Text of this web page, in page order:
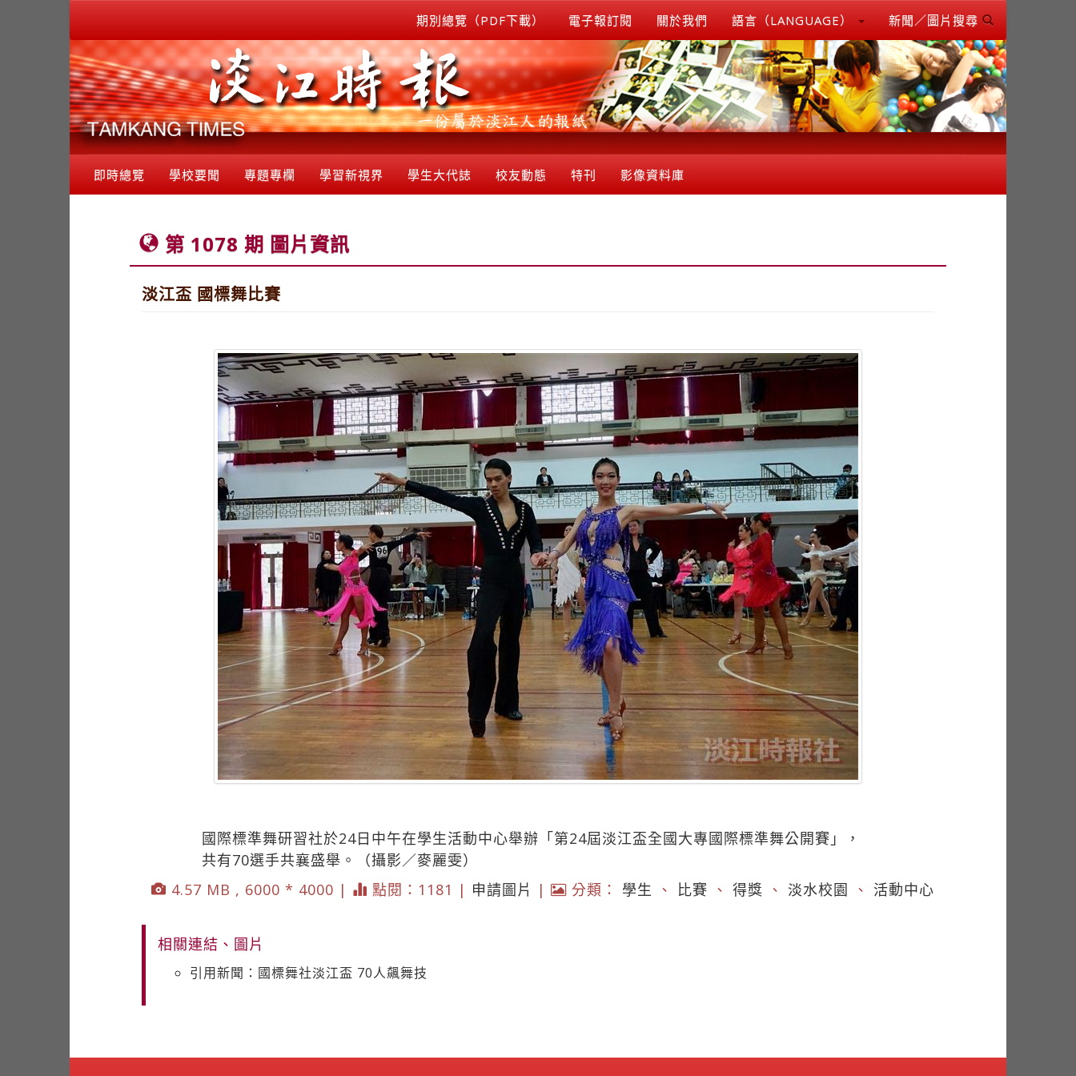
期別總覽（PDF下載） 電子報訂閱 關於我們 語言（LANGUAGE） 新聞／圖片搜尋
即時總覽 學校要聞 專題專欄 學習新視界 學生大代誌 校友動態 特刊 影像資料庫
第 1078 期 圖片資訊
淡江盃 國標舞比賽
國際標準舞研習社於24日中午在學生活動中心舉辦「第24屆淡江盃全國大專國際標準舞公開賽」，
共有70選手共襄盛舉。（攝影／麥麗雯）
4.57 MB , 6000 * 4000 |
點閱：1181 | 申請圖片 | 分類： 學生 、 比賽 、 得獎 、 淡水校園 、 活動中心
相關連結、圖片
引用新聞：國標舞社淡江盃 70人飆舞技